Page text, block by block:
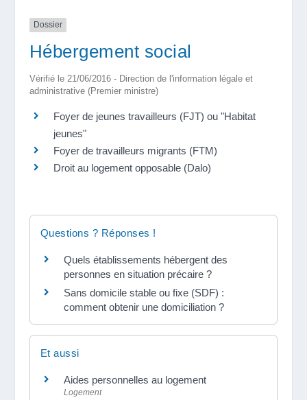
Dossier
Hébergement social
Vérifié le 21/06/2016 - Direction de l'information légale et
administrative (Premier ministre)
Foyer de jeunes travailleurs (FJT) ou "Habitat
jeunes"
Foyer de travailleurs migrants (FTM)
Droit au logement opposable (Dalo)
Questions ? Réponses !
Quels établissements hébergent des
personnes en situation précaire ?
Sans domicile stable ou fixe (SDF) :
comment obtenir une domiciliation ?
Et aussi
Aides personnelles au logement
Logement